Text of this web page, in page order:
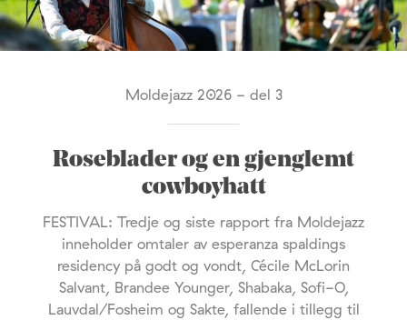
Moldejazz 2026 - del 3
Roseblader og en gjenglemt
cowboyhatt
FESTIVAL: Tredje og siste rapport fra Moldejazz
inneholder omtaler av esperanza spaldings
residency på godt og vondt, Cécile McLorin
Salvant, Brandee Younger, Shabaka, Sofi-O,
Lauvdal/Fosheim og Sakte, fallende i tillegg til